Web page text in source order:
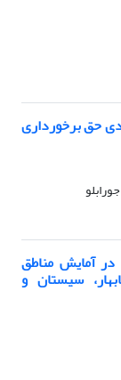
حق برخورداری
در آمایش مناطق
سیستان و